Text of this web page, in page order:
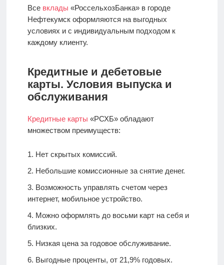
Все вклады «РоссельхозБанка» в городе
Нефтекумск оформляются на выгодных
условиях и с индивидуальным подходом к
каждому клиенту.
Кредитные и дебетовые
карты. Условия выпуска и
обслуживания
Кредитные карты «РСХБ» обладают
множеством преимуществ:
Нет скрытых комиссий.
Небольшие комиссионные за снятие денег.
Возможность управлять счетом через
интернет, мобильное устройство.
Можно оформлять до восьми карт на себя и
близких.
Низкая цена за годовое обслуживание.
Выгодные проценты, от 21,9% годовых.